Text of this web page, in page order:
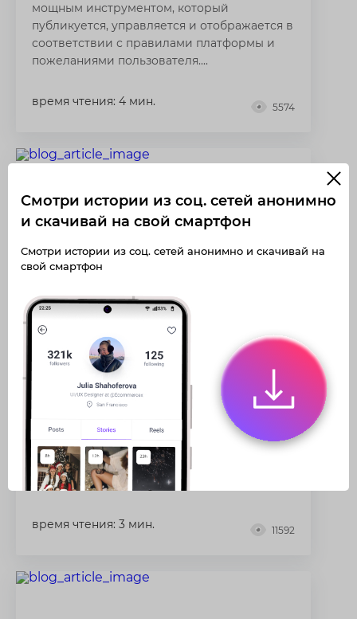
мощным инструментом, который
публикуется, управляется и отображается в
соответствии с правилами платформы и
пожеланиями пользователя....
время чтения: 4 мин. 5574
26 января 2023 06:39
Как скопировать ссылку на
свой Инстаграм
Если у вас есть профиль в Instagram, то
наверняка к вам обращаются
родственники, знакомые, друзья, коллеги с
вопросом, как можно найти вас в этой
социальной сети. Проще всего,...
время чтения: 3 мин. 11592
Смотри истории из соц. сетей анонимно
и скачивай на свой смартфон
Смотри истории из соц. сетей анонимно и скачивай на
свой смартфон